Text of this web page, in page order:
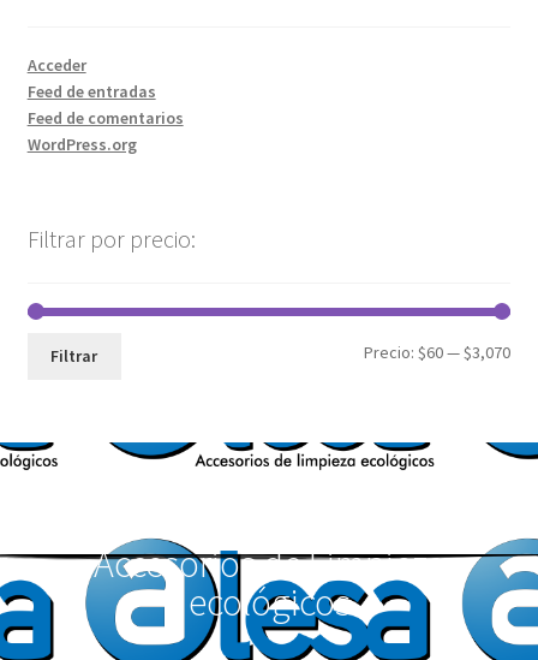
Acceder
Feed de entradas
Feed de comentarios
WordPress.org
Filtrar por precio:
Filtrar Precio: $60— $3,070
Accesorios de Limpieza
ecológicos